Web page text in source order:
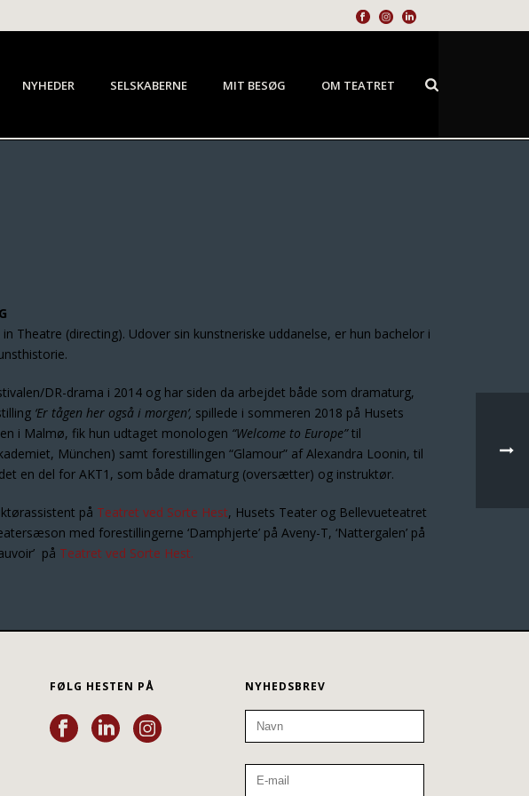
NYHEDER SELSKABERNE MIT BESØG OM TEATRET
Theatre (directing). Udover sin kunstneriske uddanelse, er hun bachelor i
DR-drama i 2014 og har siden da arbejdet både som dramaturg,
‘Er tågen her også i morgen’, spillede i sommeren 2018 på Husets
i Malmø, fik hun udtaget monologen “Welcome to Europe”til
München) samt forestillingen “Glamour” af Alexandra Loonin, til
en del for AKT1, som både dramaturg (oversætter) og instruktør.
på Teatret ved Sorte Hest, Husets Teater og Bellevueteatret
med forestillingerne ‘Damphjerte’ på Aveny-T, ‘Nattergalen’ på
på Teatret ved Sorte Hest.
FØLG HESTEN PÅ NYHEDSBREV